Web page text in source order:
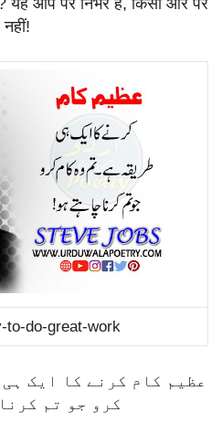
नहीं!
to-do-great-work
عظیم کام کرنے کا ایک
کرو جو تم